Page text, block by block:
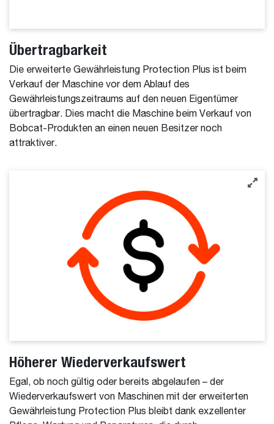
Übertragbarkeit
Die erweiterte Gewährleistung Protection Plus ist beim
Verkauf der Maschine vor dem Ablauf des
Gewährleistungszeitraums auf den neuen Eigentümer
übertragbar. Dies macht die Maschine beim Verkauf von
Bobcat-Produkten an einen neuen Besitzer noch
attraktiver.
Höherer Wiederverkaufswert
Egal, ob noch gültig oder bereits abgelaufen – der
Wiederverkaufswert von Maschinen mit der erweiterten
Gewährleistung Protection Plus bleibt dank exzellenter